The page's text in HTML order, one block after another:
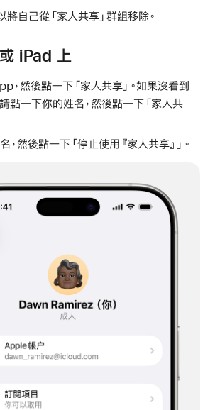
自己從「家人共享」群組移除。
iPad 上
，然後點一下「家人共享」。如果沒看到
請點一下你的姓名，然後點一下「家人共
，然後點一下「停止使用『家人共享』」。